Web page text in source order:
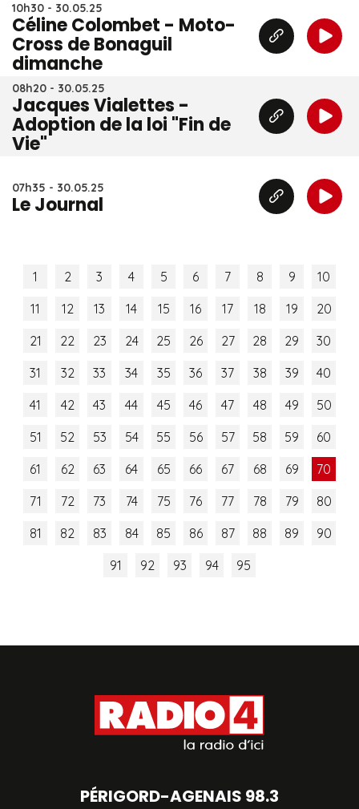
10h30 - 30.05.25
Céline Colombet - Moto-
Cross de Bonaguil
dimanche
08h20 - 30.05.25
Jacques Vialettes -
Adoption de la loi "Fin de
Vie"
07h35 - 30.05.25
Le Journal
1 2 3 4 5 6 7 8 9
10
11
12 13 14 15 16 17 18 19
20
21
22 23 24 25 26 27 28 29
30
31
32 33 34 35 36 37 38 39
40
41
42 43 44 45 46 47 48 49
50
51
52 53 54 55 56 57 58 59
60
61
62 63 64 65 66 67 68 69
70
71
72 73 74 75 76 77 78 79
80
81
82 83 84 85 86 87 88 89
90
91
92 93 94 95
PÉRIGORD-AGENAIS 98.3